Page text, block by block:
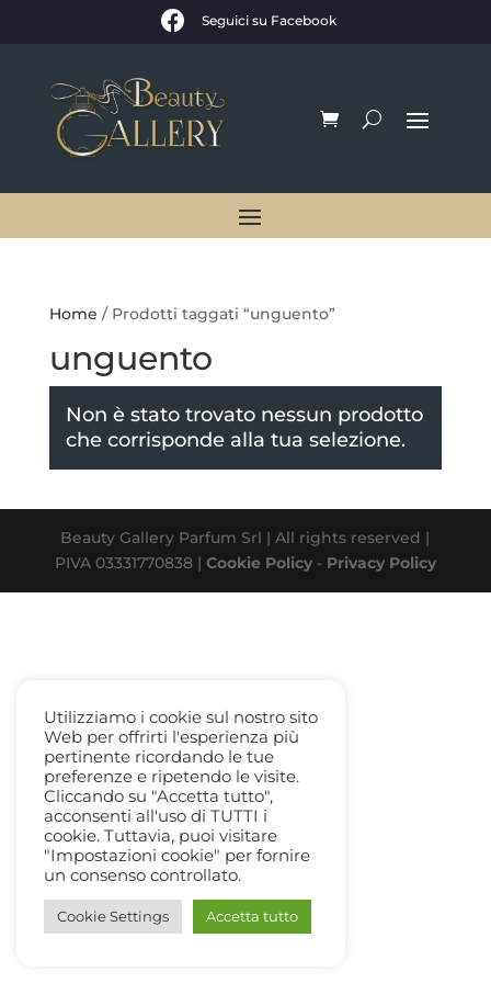
 Seguici su Facebook
Home / Prodotti taggati “unguento”
unguento
Non è stato trovato nessun prodotto
che corrisponde alla tua selezione.
Beauty Gallery Parfum Srl | All rights reserved |
PIVA 03331770838 | Cookie Policy- Privacy Policy
Utilizziamo i cookie sul nostro sito
Web per offrirti l'esperienza più
pertinente ricordando le tue
preferenze e ripetendo le visite.
Cliccando su "Accetta tutto",
acconsenti all'uso di TUTTI i
cookie. Tuttavia, puoi visitare
"Impostazioni cookie" per fornire
un consenso controllato.
Cookie Settings Accetta tutto